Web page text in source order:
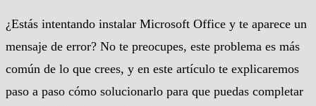
¿Estás intentando instalar Microsoft Office y te aparece un
mensaje de error? No te preocupes, este problema es más
común de lo que crees, y en este artículo te explicaremos
paso a paso cómo solucionarlo para que puedas completar